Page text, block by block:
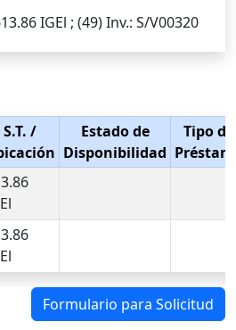
IGEl ; (49)Inv.: S/V00320
S.T. /
Estado de
Disponibilidad
Tipo de
Formulario para Solicitud